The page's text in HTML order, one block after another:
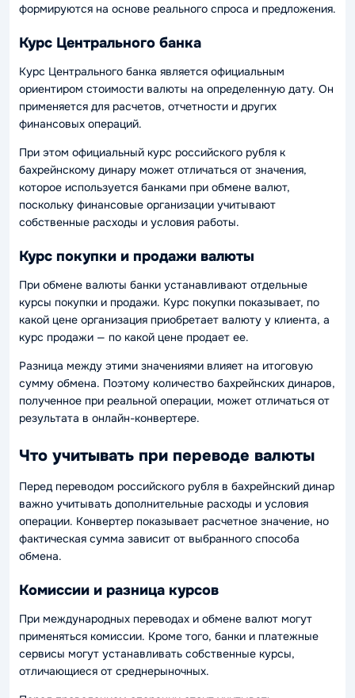
формируются на основе реального спроса и предложения.
Курс Центрального банка
Курс Центрального банка является официальным
ориентиром стоимости валюты на определенную дату. Он
применяется для расчетов, отчетности и других
финансовых операций.
При этом официальный курс российского рубля к
бахрейнскому динару может отличаться от значения,
которое используется банками при обмене валют,
поскольку финансовые организации учитывают
собственные расходы и условия работы.
Курс покупки и продажи валюты
При обмене валюты банки устанавливают отдельные
курсы покупки и продажи. Курс покупки показывает, по
какой цене организация приобретает валюту у клиента, а
курс продажи — по какой цене продает ее.
Разница между этими значениями влияет на итоговую
сумму обмена. Поэтому количество бахрейнских динаров,
полученное при реальной операции, может отличаться от
результата в онлайн-конвертере.
Что учитывать при переводе валюты
Перед переводом российского рубля в бахрейнский динар
важно учитывать дополнительные расходы и условия
операции. Конвертер показывает расчетное значение, но
фактическая сумма зависит от выбранного способа
обмена.
Комиссии и разница курсов
При международных переводах и обмене валют могут
применяться комиссии. Кроме того, банки и платежные
сервисы могут устанавливать собственные курсы,
отличающиеся от среднерыночных.